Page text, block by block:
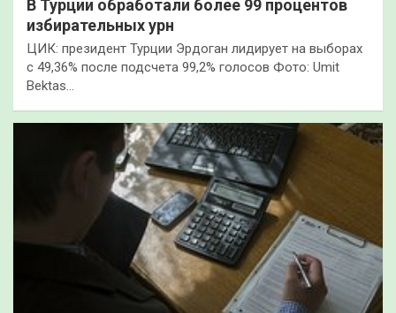
В Турции обработали более 99 процентов
избирательных урн
ЦИК: президент Турции Эрдоган лидирует на выборах
с 49,36% после подсчета 99,2% голосов Фото: Umit
Bektas…